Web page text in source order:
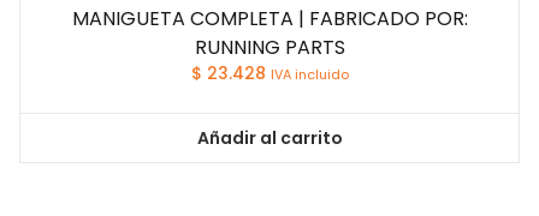
MANIGUETA COMPLETA | FABRICADO POR:
RUNNING PARTS
$ 23.428 IVA incluido
Añadir al carrito